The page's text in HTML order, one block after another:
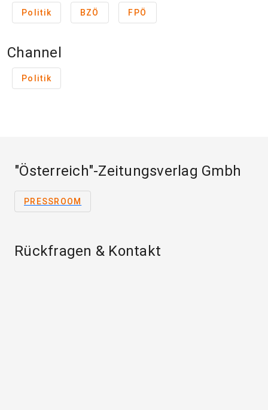
Politik BZÖ FPÖ
Channel
Politik
"Österreich"-Zeitungsverlag Gmbh
PRESSROOM
Rückfragen & Kontakt